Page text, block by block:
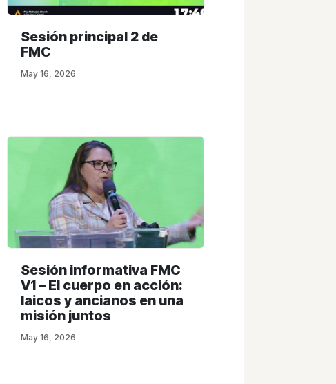
Sesión principal 2 de
FMC
May 16, 2026
Sesión informativa FMC
V1 – El cuerpo en acción:
laicos y ancianos en una
misión juntos
May 16, 2026